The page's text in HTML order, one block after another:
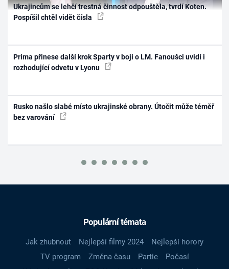
Ukrajincům se lehčí trestná činnost odpouštěla, tvrdí Koten.
Pospíšil chtěl vidět čísla
Prima přinese další krok Sparty v boji o LM. Fanoušci uvidí i
rozhodující odvetu v Lyonu
Rusko našlo slabé místo ukrajinské obrany. Útočit může téměř
bez varování
Populární témata
Jak zhubnout Nejlepší filmy 2024
Nejlepší horory
TV program
Změna času Partie
Počasí